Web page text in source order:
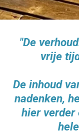
"De
vrije
De inhoud
nadenken,
hier verder